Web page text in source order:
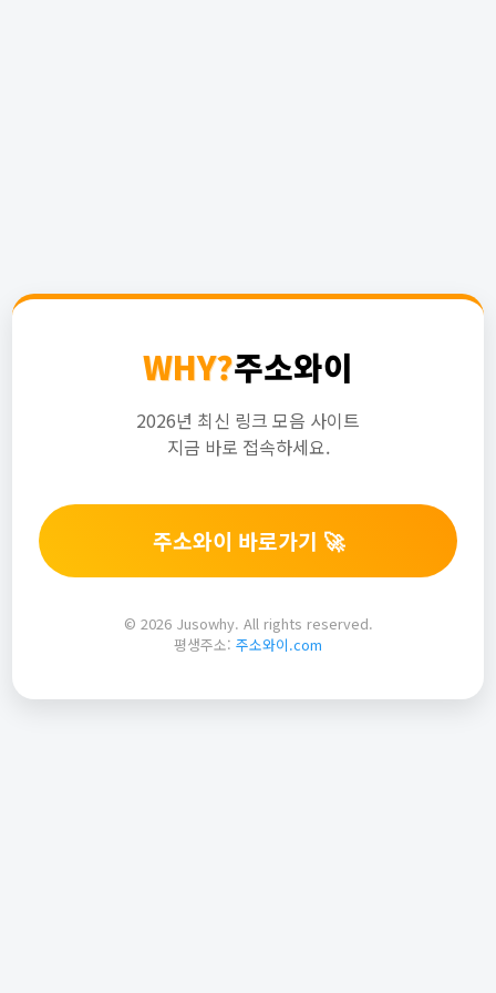
WHY?주소와이
2026년 최신 링크 모음 사이트
지금 바로 접속하세요.
주소와이 바로가기 🚀
© 2026 Jusowhy. All rights reserved.
평생주소: 주소와이.com